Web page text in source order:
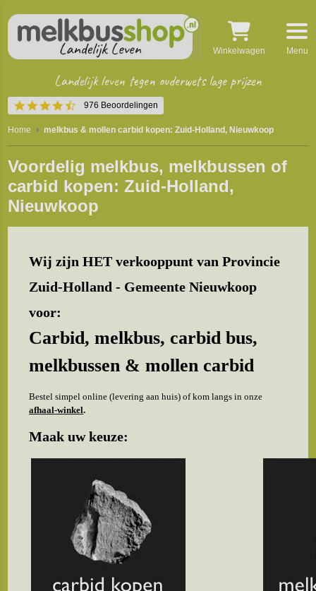
4.5
star
rating
976 Beoordelingen
Landelijk leven tegen ouderwets lage prijzen
Winkelwagen Menu
Home melkbus & mollen carbid kopen: Zuid-Holland, Nieuwkoop
Voordelig melkbus, melkbussen of
carbid kopen: Zuid-Holland,
Nieuwkoop
Wij zijn HET verkooppunt van Provincie
Zuid-Holland - Gemeente Nieuwkoop
voor:
Carbid, melkbus, carbid bus,
melkbussen & mollen carbid
Bestel simpel online (levering aan huis) of kom langs in onze
afhaal-winkel.
Maak uw keuze: